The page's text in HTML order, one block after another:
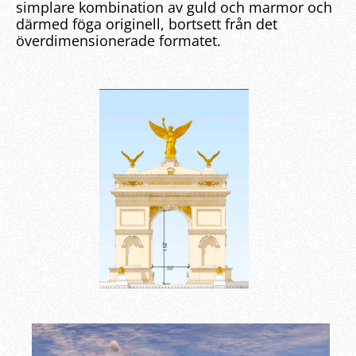
simplare kombination av guld och marmor och
därmed föga originell, bortsett från det
överdimensionerade formatet.